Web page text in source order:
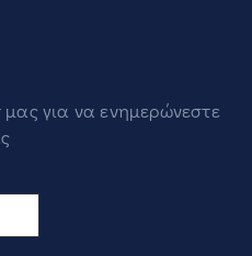
για να ενημερώνεστε